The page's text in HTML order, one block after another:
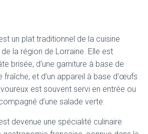
un plat traditionnel de la cuisine
la région de Lorraine. Elle est
brisée, d’une garniture à base de
et d’un appareil à base d’œufs
est souvent servi en entrée ou
d’une salade verte.
devenue une spécialité culinaire